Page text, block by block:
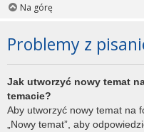
Na górę
Problemy z
Jak utworzyć nowy temat
temacie?
Aby utworzyć nowy temat na
„Nowy temat”, aby